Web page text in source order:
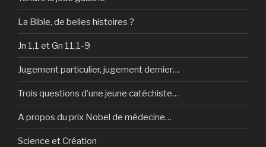
La Bible, de belles histoires ?
Jn 1,1 et Gn 11,1-9
Jugement particulier, jugement dernier…
Trois questions d’une jeune catéchiste…
A propos du prix Nobel de médecine…
Science et Création